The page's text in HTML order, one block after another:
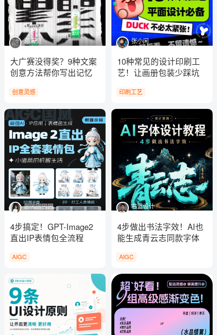
大广赛没得奖？9种文案
创意方法帮你写出记忆
邓海贝
创意灵感
10种常见的设计印刷工
艺！让画册包装少踩坑
张小闲
印刷工艺
4步搞定！GPT-Image2
直出IP表情包全流程
园园园园园。
AIGC
4步做出书法字效！AI也
能生成青云志同款字体
右蓝设计
AIGC